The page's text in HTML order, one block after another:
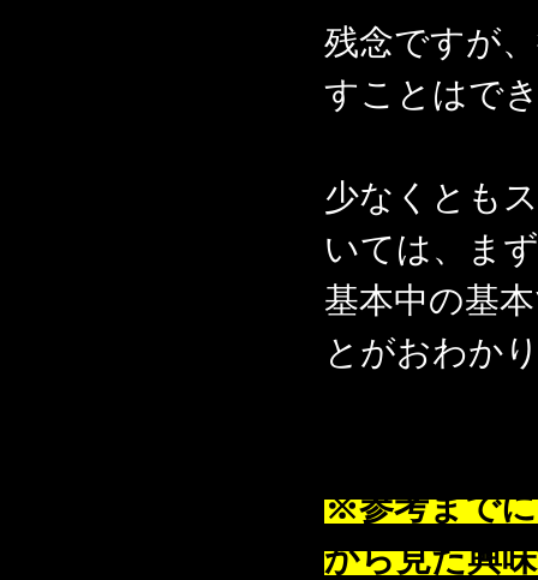
残念ですが
すことはで
少なくとも
いては、ま
基本中の基
とがおわか
※参考までに
から見た興